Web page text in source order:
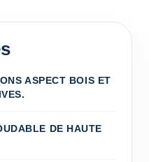
ASPECT BOIS ET
DE HAUTE